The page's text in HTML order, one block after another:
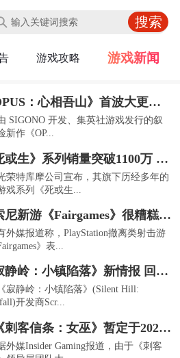
游戏攻略 游戏新闻
《OPUS：心相吾山》首波大更新上线：新增“后日谈”，降低全收集难度
开发、集英社游戏发行的叙
新作《OP...
《死或生》系列销量突破1100万 新作开发中！
特库摩公司宣布，其旗下历经多年的
戏系列《死或生...
曝索尼新游《Fairgames》很糟糕 比星鸣特攻还差
外媒报道称，PlayStation撤离类射击游
》表...
《寂静岭：小镇陷落》新情报 回归纯正的生存恐怖
寂静岭：小镇陷落》(Silent Hill:
开发商Scr...
传《刺客信条：女巫》暂定于2027年6月发售
媒Insider Gaming报道，由于《刺客